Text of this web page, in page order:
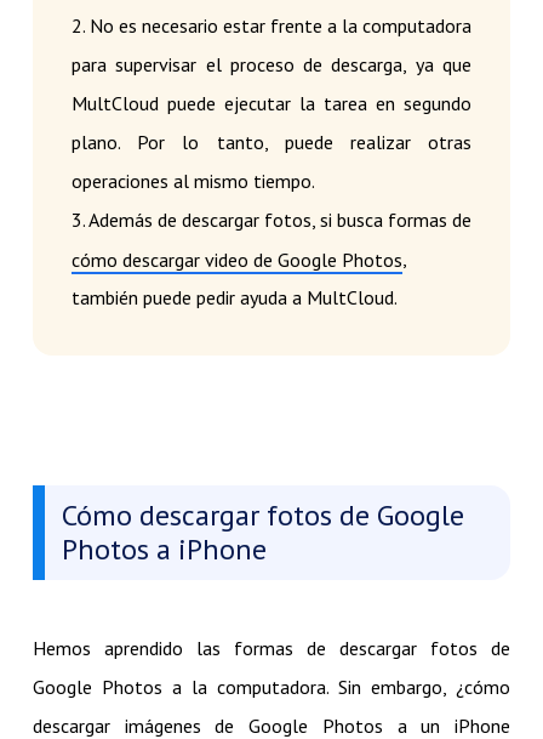
2. No es necesario estar frente a la computadora
para supervisar el proceso de descarga, ya que
MultCloud puede ejecutar la tarea en segundo
plano. Por lo tanto, puede realizar otras
operaciones al mismo tiempo.
3. Además de descargar fotos, si busca formas de
cómo descargar video de Google Photos
también puede pedir ayuda a MultCloud.
Cómo descargar fotos de Google
Photos a iPhone
Hemos aprendido las formas de descargar fotos de
Google Photos a la computadora. Sin embargo, ¿cómo
descargar imágenes de Google Photos a un iPhone